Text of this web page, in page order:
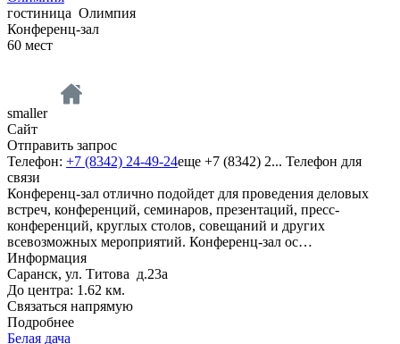
гостиница Олимпия
Конференц-зал
60 мест
smaller
Сайт
Отправить запрос
Телефон: +7 (8342) 24-49-24еще +7 (8342) 2... Телефон для
связи
Конференц-зал отлично подойдет для проведения деловых
встреч, конференций, семинаров, презентаций, пресс-
конференций, круглых столов, совещаний и других
всевозможных мероприятий. Конференц-зал ос…
Информация
Саранск, ул. Титова д.23а
До центра: 1.62 км.
Связаться напрямую
Подробнее
Белая дача